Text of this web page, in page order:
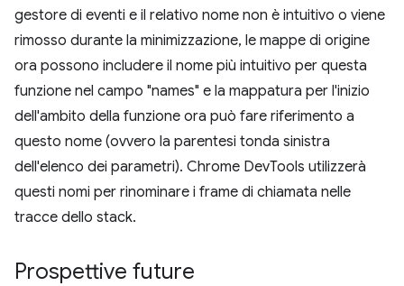
gestore di eventi e il relativo nome non è intuitivo o viene
rimosso durante la minimizzazione, le mappe di origine
ora possono includere il nome più intuitivo per questa
funzione nel campo "names" e la mappatura per l'inizio
dell'ambito della funzione ora può fare riferimento a
questo nome (ovvero la parentesi tonda sinistra
dell'elenco dei parametri). Chrome DevTools utilizzerà
questi nomi per rinominare i frame di chiamata nelle
tracce dello stack.
Prospettive future